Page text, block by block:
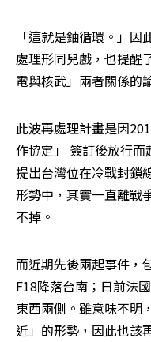
「這就是鈾循環。」
處理形同兒戲，也提醒
電與核武」兩者關係的
此波再處理計畫是因
作協定」 簽訂後放行而
提出台灣位在冷戰封鎖
形勢中，其實一直離戰
不掉。
而近期先後兩起事件，
F18降落台南；日前法
東西兩側。雖意味不明
近」的形勢，因此也該